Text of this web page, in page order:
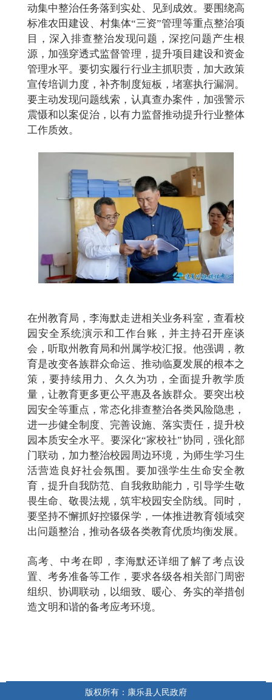
动集中整治任务落到实处、见到成效。要围绕高
标准农田建设、村集体“三资”管理等重点整治项
目，深入排查整治发现问题，深挖问题产生根
源，加强穿透式监督管理，提升项目建设和资金
管理水平。要切实履行行业主抓职责，加大政策
宣传培训力度，补齐制度短板，堵塞执行漏洞。
要主动发现问题线索，认真查办案件，加强警示
震慑和以案促治，以有力监督推动提升行业整体
工作质效。
在州教育局，李海默走进相关业务科室，查看校
园安全系统演示和工作台账，并主持召开座谈
会，听取州教育局和州属学校汇报。他强调，教
育是改变各族群众命运、推动临夏发展的根本之
策，要持续用力、久久为功，全面提升教学质
量，让教育更多更公平惠及各族群众。要突出校
园安全等重点，常态化排查整治各类风险隐患，
进一步健全制度、完善设施、落实责任，提升校
园本质安全水平。要深化“家校社”协同，强化部
门联动，加力整治校园周边环境，为师生学习生
活营造 良好社会氛围。要加强学生生命安全教
育，提升自我防范、自我救助能力，引导学生敬
畏生命、敬畏法规，筑牢校园安全防线。同时，
要坚持不懈抓好控辍保学，一体推进教育领域突
出问题整治，推动各级各类教育优质均衡发展。
高考、中考在即，李海默还详细了解了考点设
置、考务准备等工作，要求各级各相关部门周密
组织、协调联动，以细致、暖心、务实的举措创
造文明和谐的备考应考环境。
版权所有：康乐县人民政府